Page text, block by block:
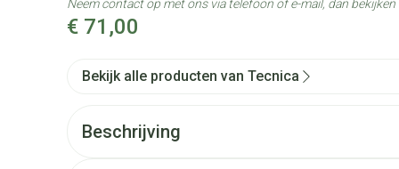
€ 71,00
Neem contact op met ons via telefoon of e-mail, dan bekijken
Bekijk alle producten van Tecnica
Beschrijving